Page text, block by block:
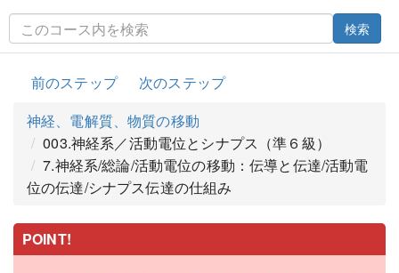
検索
前のステップ
次のステップ
神経、電解質、物質の移動
003.神経系／活動電位とシナプス（準６級）
7.神経系/総論/活動電位の移動：伝導と伝達/活動電
位の伝達/シナプス伝達の仕組み
POINT!